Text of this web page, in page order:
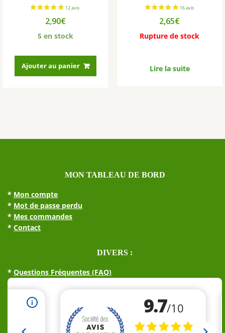
2,90€
5 en stock
Ajouter au panier
2,65€
Rupture de stock
Lire la suite
MON TABLEAU DE BORD
* Mon compte
* Mot de passe perdu
* Mes commandes
* Contact
DIVERS :
* Questions Fréquentes (FAQ)